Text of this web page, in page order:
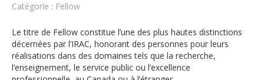
Catégorie : Fellow
Le titre de Fellow constitue l’une des plus hautes distinctions
décernées par l’IRAC, honorant des personnes pour leurs
réalisations dans des domaines tels que la recherche,
l’enseignement, le service public ou l’excellence